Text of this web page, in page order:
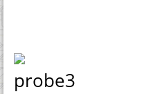
probe3